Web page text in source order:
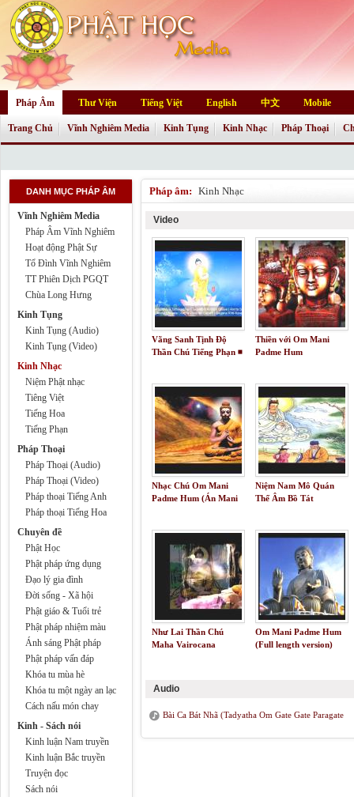
Pháp Âm Thư Viện Tiếng Việt English 中文 Mobile
Trang Chủ Vĩnh Nghiêm Media Kinh Tụng Kinh Nhạc Pháp Thoại
DANH MỤC PHÁP ÂM
Vĩnh Nghiêm Media
Pháp Âm Vĩnh Nghiêm
Hoạt động Phật Sự
Tổ Đình Vĩnh Nghiêm
TT Phiên Dịch PGQT
Chùa Long Hưng
Kinh Tụng
Kinh Tụng (Audio)
Kinh Tụng (Video)
Kinh Nhạc
Niệm Phật nhạc
Tiêng Việt
Tiếng Hoa
Tiếng Phạn
Pháp Thoại
Pháp Thoại (Audio)
Pháp Thoại (Video)
Pháp thoại Tiếng Anh
Pháp thoại Tiếng Hoa
Chuyên đề
Phật Học
Phật pháp ứng dụng
Đạo lý gia đình
Đời sống - Xã hội
Phật giáo & Tuổi trẻ
Phật pháp nhiệm màu
Ánh sáng Phật pháp
Phật pháp vấn đáp
Khóa tu mùa hè
Khóa tu một ngày an lạc
Cách nấu món chay
Kinh - Sách nói
Kinh luận Nam truyền
Kinh luận Bắc truyền
Truyện đọc
Sách nói
Pháp âm: Kinh Nhạc
Video
Vãng Sanh Tịnh Độ
Thần Chú Tiếng Phạn ◾
Thiền với Om Mani
Padme Hum
Nhạc Chú Om Mani
Padme Hum (Án Mani
Niệm Nam Mô Quán
Thế Âm Bồ Tát
Như Lai Thần Chú
Maha Vairocana
Om Mani Padme Hum
(Full length version)
Audio
Bài Ca Bát Nhã (Tadyatha Om Gate Gate Paragate